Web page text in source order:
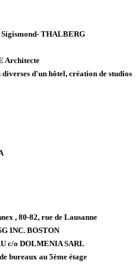
Sigismond- THALBERG
Architecte
d'un hôtel, création de studios
, 80-82, rue de Lausanne
INC. BOSTON
c/o DOLMENIA SARL
bureaux au 5ème étage